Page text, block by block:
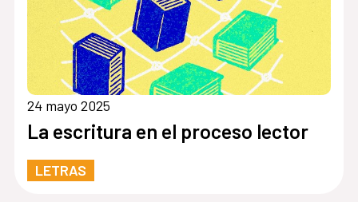
24 mayo 2025
La escritura en el proceso lector
LETRAS